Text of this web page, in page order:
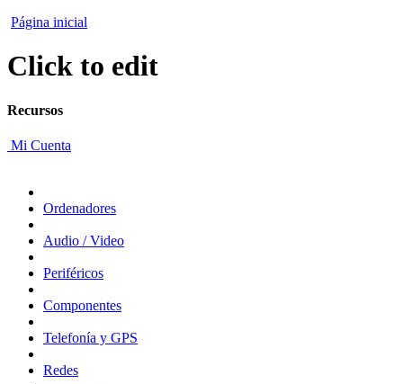
Página inicial
Click to edit
Recursos
Mi Cuenta
Ordenadores
Audio / Video
Periféricos
Componentes
Telefonía y GPS
Redes